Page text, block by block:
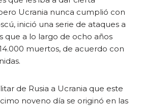
Ucrania nunca cumplió con
inició una serie de ataques a
que a lo largo de ocho años
muertos, de acuerdo con
de Rusia a Ucrania que este
noveno día se originó en las